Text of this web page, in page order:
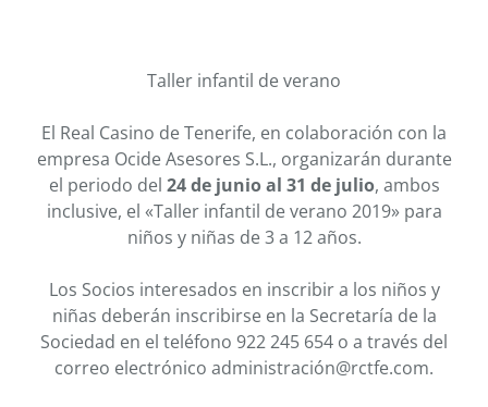
Taller infantil de verano
El Real Casino de Tenerife, en colaboración con la
empresa Ocide Asesores S.L., organizarán durante
el periodo del 24 de junio al 31 de julio, ambos
inclusive, el «Taller infantil de verano 2019» para
niños y niñas de 3 a 12 años.
Los Socios interesados en inscribir a los niños y
niñas deberán inscribirse en la Secretaría de la
Sociedad en el teléfono 922 245 654 o a través del
correo electrónico administración@rctfe.com.